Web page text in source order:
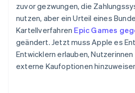
zuvor gezwungen, die
nutzen, aber ein Urteil eines
Kartellverfahren Epic Games
geändert. Jetzt muss Apple es
Entwicklern erlauben,
externe Kaufoptionen